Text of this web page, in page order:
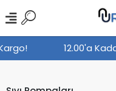
12.00'a